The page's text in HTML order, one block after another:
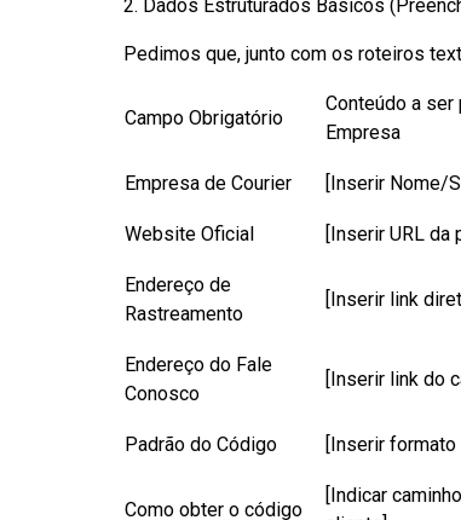
2. Dados Estruturados Básicos
Pedimos que, junto com os roteiros
Campo Obrigatório
Conteúdo a
Empresa
Empresa de Courier [Inserir Nome/
Website Oficial [Inserir URL da
Endereço de
Rastreamento
[Inserir link
Endereço do Fale
Conosco
[Inserir link do
Padrão do Código [Inserir
Como obter o código
[Indicar